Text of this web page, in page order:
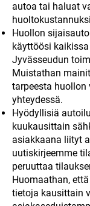
autoa tai haluat
Huollon
käyttöösi
Jyvässeudun
Muistathan
tarpeesta huollon
yhteydessä.
Hyödyllisiä
kuukausittain
asiakkaana liityt
uutiskirjeemme
peruuttaa
Huomaathan,
tietoja kausittain